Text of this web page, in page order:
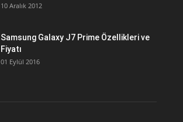
10 Aralık 2012
Samsung Galaxy J7 Prime Özellikleri ve
Fiyatı
01 Eylül 2016